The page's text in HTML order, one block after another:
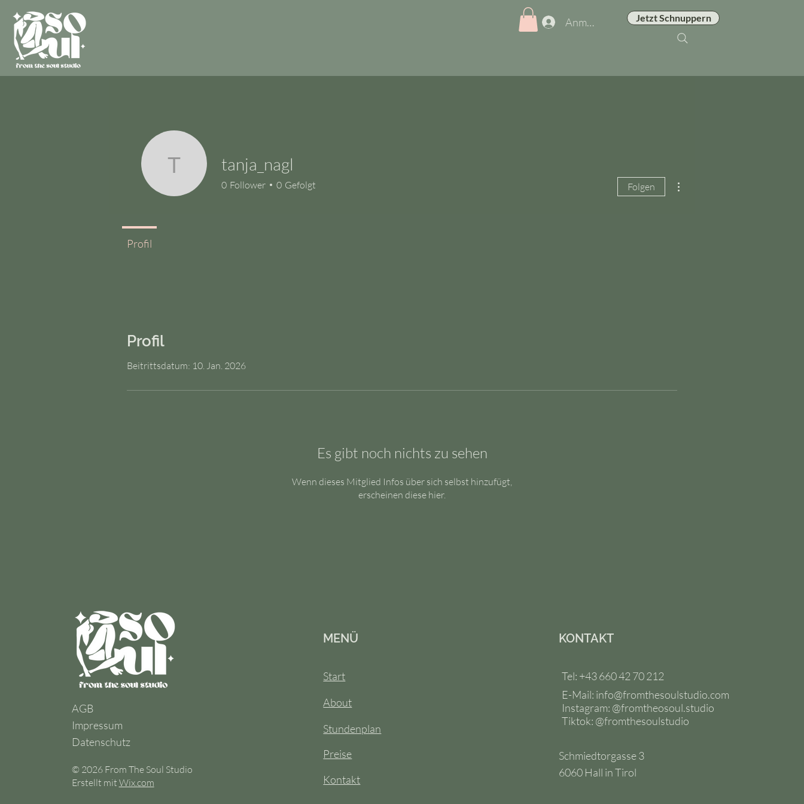
Anmelden Jetzt Schnuppern
Profil
Beitrittsdatum: 10. Jan. 2026
Es gibt noch nichts zu sehen
Wenn dieses Mitglied Infos über sich selbst hinzufügt,
erscheinen diese hier.
tanja_nagl
tanja_nagl
0 Follower 0 Gefolgt Folgen
Profil
AGB
Impressum
Datenschutz
© 2026 From The Soul Studio
Erstellt mit Wix.com
MENÜ
Start
About
Stundenplan
Preise
Kontakt
KONTAKT
Tel: +43 660 42 70 212
E-Mail: info@fromthesoulstudio.com
Instagram: @fromtheosoul.studio
Tiktok: @fromthesoulstudio
Schmiedtorgasse 3
6060 Hall in Tirol